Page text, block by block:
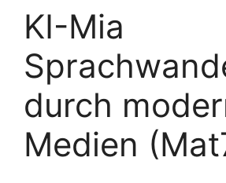
KI-Mia
durch
Medien